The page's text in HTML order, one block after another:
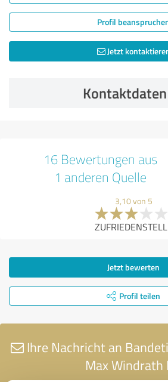
Profil
Jetzt
Kontaktdaten
16 Bewertungen aus
1 anderen Quelle
3,10 von 5
Jetzt bewerten
Profil teilen
Ihre Nachricht an
Max Windrath